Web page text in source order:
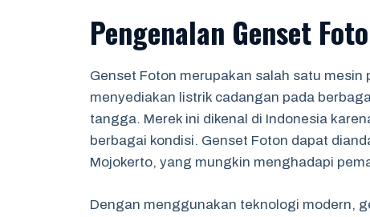
Pengenalan Genset
Genset Foton merupakan salah satu
menyediakan listrik cadangan pada
tangga. Merek ini dikenal di Indonesia
berbagai kondisi. Genset Foton dapat
Mojokerto, yang mungkin menghadapi
Dengan menggunakan teknologi modern,